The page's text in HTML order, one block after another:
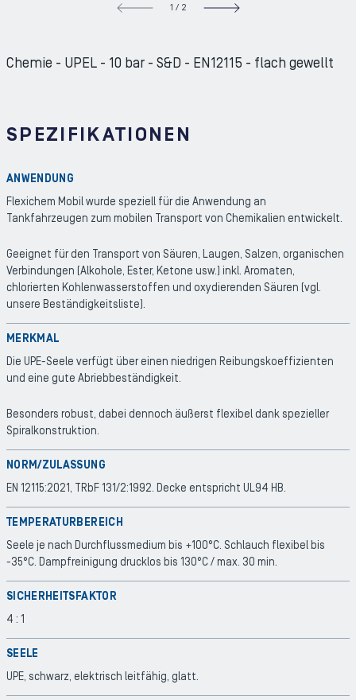
1 / 2 NEXT
Chemie - UPEL - 10 bar - S&D - EN12115 - flach gewellt
SPEZIFIKATIONEN
ANWENDUNG
Flexichem Mobil wurde speziell für die Anwendung an
Tankfahrzeugen zum mobilen Transport von Chemikalien entwickelt.
Geeignet für den Transport von Säuren, Laugen, Salzen, organischen
Verbindungen (Alkohole, Ester, Ketone usw.) inkl. Aromaten,
chlorierten Kohlenwasserstoffen und oxydierenden Säuren (vgl.
unsere Beständigkeitsliste).
MERKMAL
Die UPE-Seele verfügt über einen niedrigen Reibungskoeffizienten
und eine gute Abriebbeständigkeit.
Besonders robust, dabei dennoch äußerst flexibel dank spezieller
Spiralkonstruktion.
NORM/ZULASSUNG
EN 12115:2021, TRbF 131/2:1992. Decke entspricht UL94 HB.
TEMPERATURBEREICH
Seele je nach Durchflussmedium bis +100°C. Schlauch flexibel bis
-35°C. Dampfreinigung drucklos bis 130°C / max. 30 min.
SICHERHEITSFAKTOR
4 : 1
SEELE
UPE, schwarz, elektrisch leitfähig, glatt.